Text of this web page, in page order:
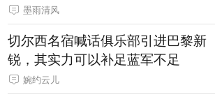
墨雨清风
切尔西名宿喊话俱乐部引进巴黎新
锐，其实力可以补足蓝军不足
婉约云儿